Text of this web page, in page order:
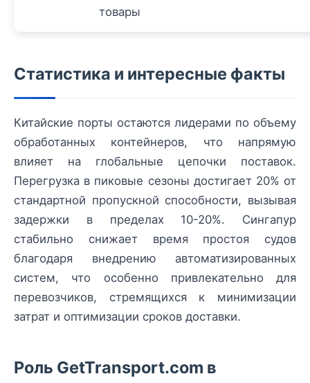
товары
Статистика и интересные факты
Китайские порты остаются лидерами по объему
обработанных контейнеров, что напрямую
влияет на глобальные цепочки поставок.
Перегрузка в пиковые сезоны достигает 20% от
стандартной пропускной способности, вызывая
задержки в пределах 10-20%. Сингапур
стабильно снижает время простоя судов
благодаря внедрению автоматизированных
систем, что особенно привлекательно для
перевозчиков, стремящихся к минимизации
затрат и оптимизации сроков доставки.
Роль GetTransport.com в